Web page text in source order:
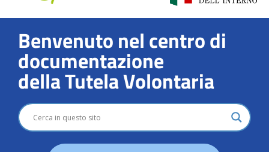
Benvenuto nel centro di
documentazione
della Tutela Volontaria